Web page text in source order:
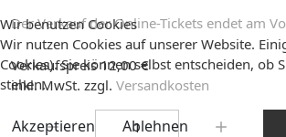
Der Verkauf der Online-Tickets endet am
Verkaufspreis12,00 €
inkl. MwSt. zzgl. Versandkosten
Menge:
Wir benutzen Cookies
Wir nutzen Cookies auf unserer Website.
Cookies). Sie können selbst entscheiden,
stehen.
Akzeptieren Ablehnen